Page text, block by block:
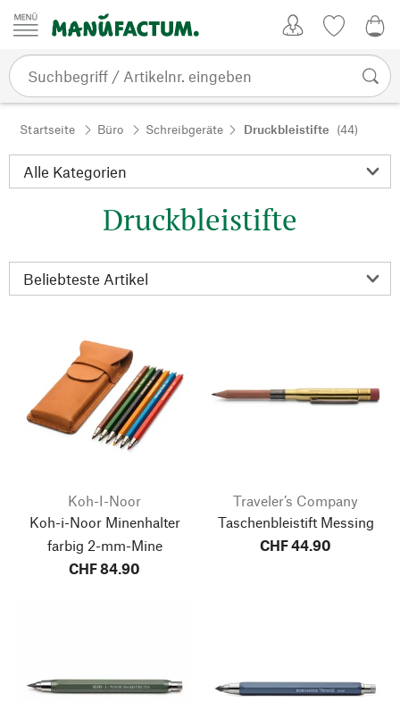
Zum Inhalt springen
Startseite Büro Schreibgeräte Druckbleistifte (44)
Druckbleistifte
Koh-I-Noor
Koh-i-Noor Minenhalter
farbig 2-mm-Mine
CHF 84.90
Traveler’s Company
Taschenbleistift Messing
CHF 44.90